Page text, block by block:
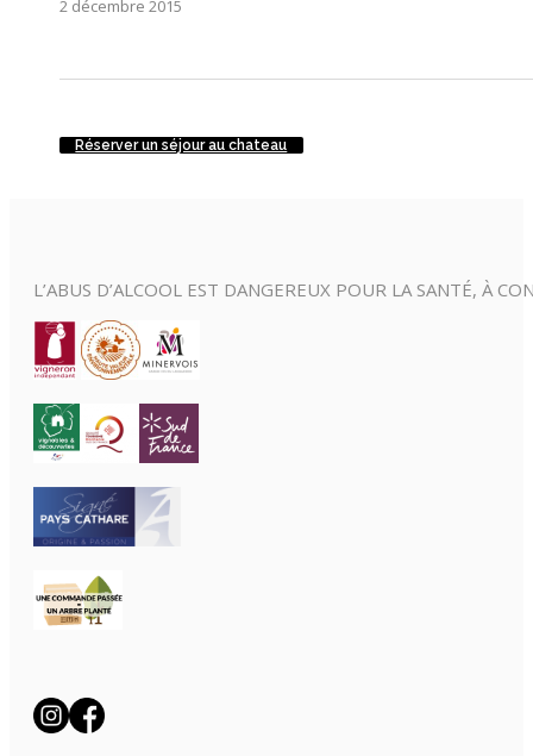
2 décembre 2015
Réserver un séjour au chateau
L’ABUS D’ALCOOL EST DANGEREUX POUR LA SANTÉ, À